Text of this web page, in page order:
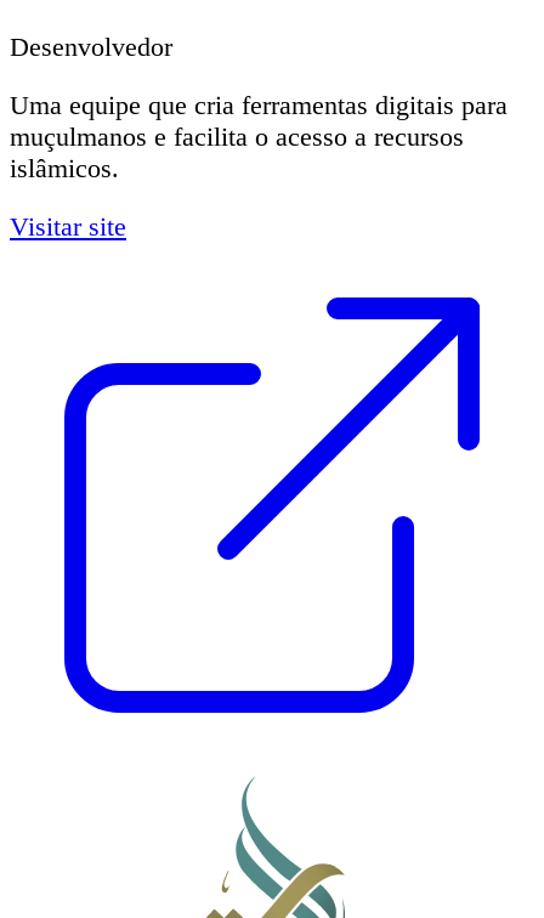
Desenvolvedor
Uma equipe que cria ferramentas digitais para
muçulmanos e facilita o acesso a recursos
islâmicos.
Visitar site